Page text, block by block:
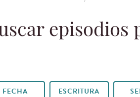
episodios
FECHA ESCRITURA